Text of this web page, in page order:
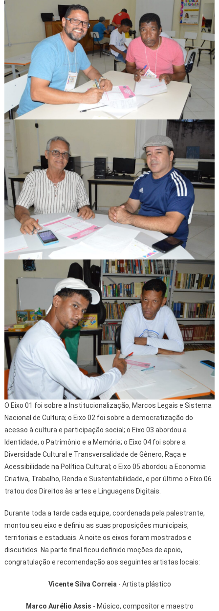
O Eixo 01 foi sobre a Institucionalização, Marcos Legais e Sistema
Nacional de Cultura; o Eixo 02 foi sobre a democratização do
acesso à cultura e participação social; o Eixo 03 abordou a
Identidade, o Patrimônio e a Memória; o Eixo 04 foi sobre a
Diversidade Cultural e Transversalidade de Gênero, Raça e
Acessibilidade na Política Cultural; o Eixo 05 abordou a Economia
Criativa, Trabalho, Renda e Sustentabilidade, e por último o Eixo 06
tratou dos Direitos às artes e Linguagens Digitais.
Durante toda a tarde cada equipe, coordenada pela palestrante,
montou seu eixo e definiu as suas proposições municipais,
territoriais e estaduais. A noite os eixos foram mostrados e
discutidos. Na parte final ficou definido moções de apoio,
congratulação e recomendação aos seguintes artistas locais:
Vicente Silva Correia- Artista plástico
Marco Aurélio Assis - Músico, compositor e maestro